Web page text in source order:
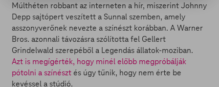
Múlthéten robbant az interneten a hír, miszerint Johnny
Depp sajtópert veszített a Sunnal szemben, amely
asszonyverőnek nevezte a színészt korábban. A Warner
Bros. azonnali távozásra szólította fel Gellert
Grindelwald szerepéből a Legendás állatok-moziban.
Azt is megígérték, hogy minél előbb megpróbálják
pótolni a színészt és úgy tűnik, hogy nem érte be
kevéssel a stúdió.